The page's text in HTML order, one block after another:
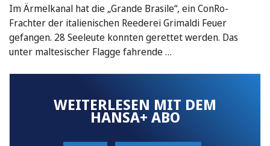
Im Ärmelkanal hat die „Grande Brasile“, ein ConRo-
Frachter der italienischen Reederei Grimaldi Feuer
gefangen. 28 Seeleute konnten gerettet werden. Das
unter maltesischer Flagge fahrende …
WEITERLESEN MIT DEM
HANSA+ ABO